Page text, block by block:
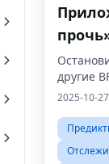
другие
2025-10-27